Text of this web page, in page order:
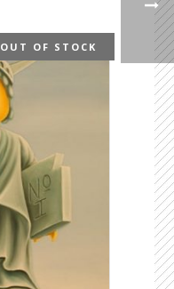
OUT OF STOCK